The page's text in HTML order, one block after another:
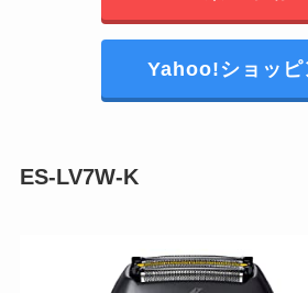
Yahoo!ショッピ
ES-LV7W-K